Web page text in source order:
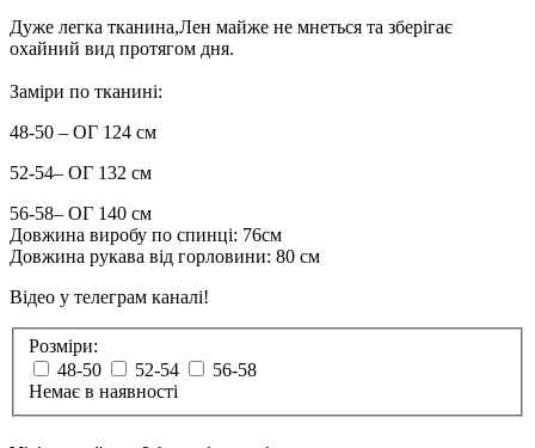
Дуже легка тканина,Лен майже не мнеться та зберігає
охайний вид протягом дня.
Заміри по тканині:
48-50 – ОГ 124 см
52-54– ОГ 132 см
56-58– ОГ 140 см
Довжина виробу по спинці: 76см
Довжина рукава від горловини: 80 см
Відео у телеграм каналі!
Розміри:
48-50
52-54
56-58
Немає в наявності